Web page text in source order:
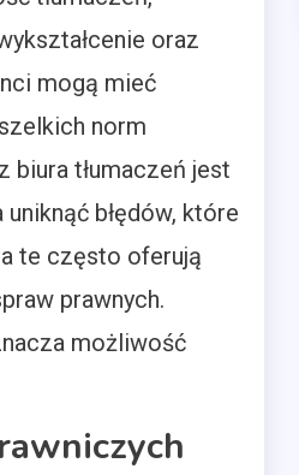
oraz
mogą mieć
norm
biura tłumaczeń jest
błędów, które
te często oferują
prawnych.
możliwość